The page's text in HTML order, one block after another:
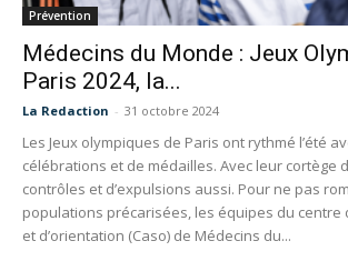
Prévention
Médecins du Monde : Jeux
Paris 2024, la...
La Redaction - 31 octobre 2024
Les Jeux olympiques de Paris ont rythmé l’été
célébrations et de médailles. Avec leur cortège
contrôles et d’expulsions aussi. Pour ne pas
populations précarisées, les équipes du centre
et d’orientation (Caso) de Médecins du...